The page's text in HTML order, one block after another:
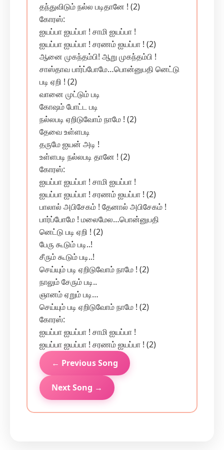
தந்துவிடும் நல்ல படிதானே ! (2)
கோரஸ்:
ஐயப்பா ஐயப்பா ! சாமி ஐயப்பா !
ஐயப்பா ஐயப்பா ! சரணம் ஐயப்பா ! (2)
ஆனை முகந்தம்பி! ஆறு முகந்தம்பி !
சாஸ்தாவ பார்ப்போமே…பொன்னுபதி னெட்டு
படி ஏறி ! (2)
வானை முட்டும் படி
கோஷம் போட்ட படி
நல்லபடி ஏறிடுவோம் நாமே ! (2)
தேவை உள்ளபடி
தருமே ஐயன் அடி !
உள்ளபடி நல்லபடி தானே ! (2)
கோரஸ்:
ஐயப்பா ஐயப்பா ! சாமி ஐயப்பா !
ஐயப்பா ஐயப்பா ! சரணம் ஐயப்பா ! (2)
பாலால் அபிசேகம் ! தேனால் அபிசேகம் !
பார்ப்போமே ! மலைமேல…பொன்னுபதி
னெட்டு படி ஏறி ! (2)
பேரு கூடும் படி..!
சீரும் கூடும் படி..!
செய்யும் படி ஏறிடுவோம் நாமே ! (2)
நாலும் சேரும் படி..
ஞானம் ஏறும் படி…
செய்யும் படி ஏறிடுவோம் நாமே ! (2)
கோரஸ்:
ஐயப்பா ஐயப்பா ! சாமி ஐயப்பா !
ஐயப்பா ஐயப்பா ! சரணம் ஐயப்பா ! (2)
← Previous Song
Next Song →